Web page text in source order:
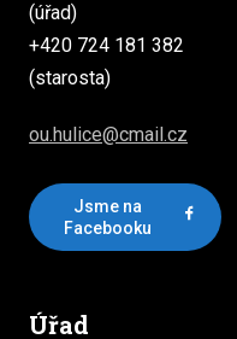
(úřad)
+420 724 181 382
(starosta)
ou.hulice@cmail.cz
Jsme na
Facebooku
Úřad